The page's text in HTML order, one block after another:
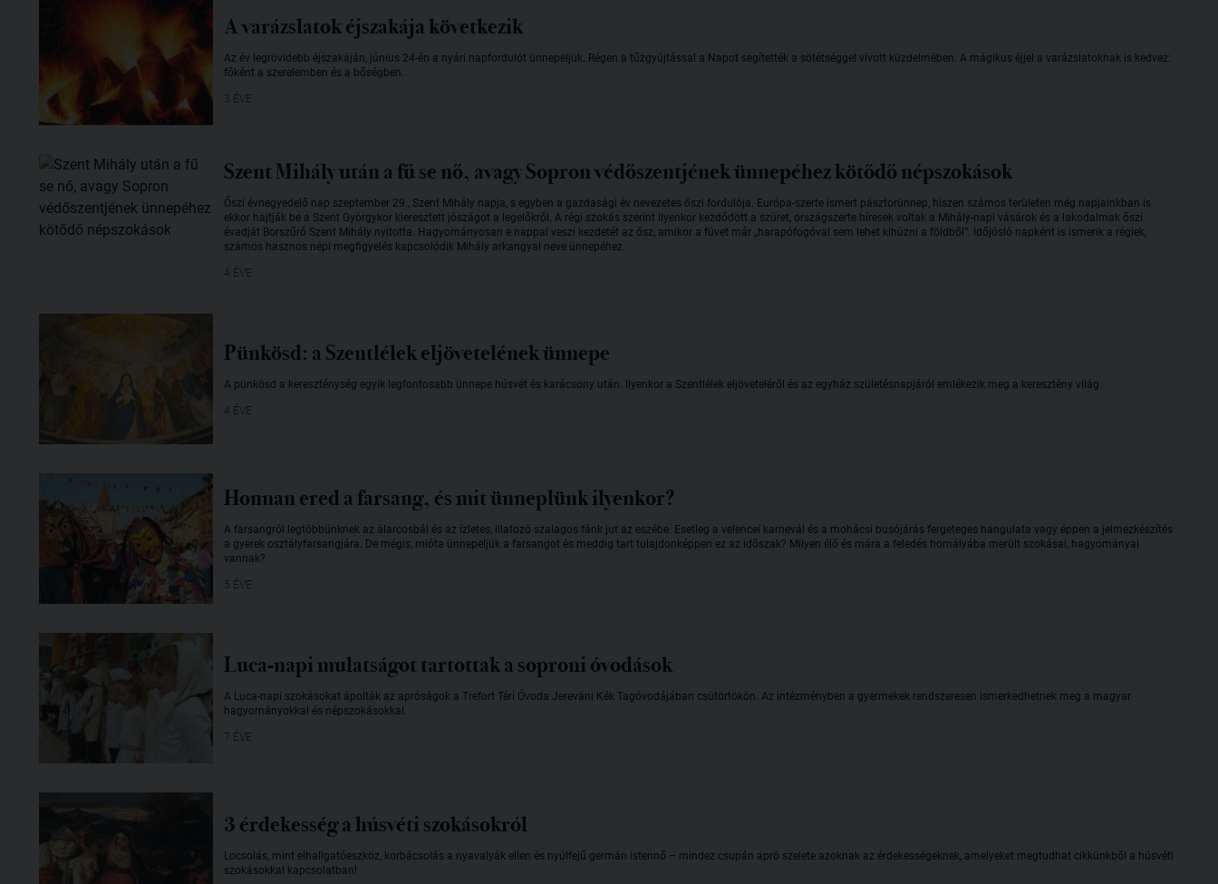
A varázslatok éjszakája következik
Az év legrövidebb éjszakáján, június 24-én a nyári napfordulót ünnepeljük. Régen a tűzgyújtással a Napot segítették a sötétséggel vívott küzdelmében. A mágikus éjjel a varázslatoknak is kedvez:
főként a szerelemben és a bőségben.
3 ÉVE
Szent Mihály után a fű se nő, avagy Sopron védőszentjének ünnepéhez kötődő népszokások
Őszi évnegyedelő nap szeptember 29., Szent Mihály napja, s egyben a gazdasági év nevezetes őszi fordulója. Európa-szerte ismert pásztorünnep, hiszen számos területen még napjainkban is
ekkor hajtják be a Szent Györgykor kieresztett jószágot a legelőkről. A régi szokás szerint ilyenkor kezdődött a szüret, országszerte híresek voltak a Mihály-napi vásárok és a lakodalmak őszi
évadját Borszűrő Szent Mihály nyitotta. Hagyományosan e nappal veszi kezdetét az ősz, amikor a füvet már „harapófogóval sem lehet kihúzni a földből”. Időjósló napként is ismerik a régiek,
számos hasznos népi megfigyelés kapcsolódik Mihály arkangyal neve ünnepéhez.
4 ÉVE
Pünkösd: a Szentlélek eljövetelének ünnepe
A pünkösd a kereszténység egyik legfontosabb ünnepe húsvét és karácsony után. Ilyenkor a Szentlélek eljöveteléről és az egyház születésnapjáról emlékezik meg a keresztény világ.
4 ÉVE
Honnan ered a farsang, és mit ünneplünk ilyenkor?
A farsangról legtöbbünknek az álarcosbál és az ízletes, illatozó szalagos fánk jut az eszébe. Esetleg a velencei karnevál és a mohácsi busójárás fergeteges hangulata vagy éppen a jelmezkészítés
a gyerek osztályfarsangjára. De mégis, mióta ünnepeljük a farsangot és meddig tart tulajdonképpen ez az időszak? Milyen élő és mára a feledés homályába merült szokásai, hagyományai
vannak?
5 ÉVE
Luca-napi mulatságot tartottak a soproni óvodások
A Luca-napi szokásokat ápolták az apróságok a Trefort Téri Óvoda Jereváni Kék Tagóvodájában csütörtökön. Az intézményben a gyermekek rendszeresen ismerkedhetnek meg a magyar
hagyományokkal és népszokásokkal.
7 ÉVE
3 érdekesség a húsvéti szokásokról
Locsolás, mint elhallgatóeszköz, korbácsolás a nyavalyák ellen és nyúlfejű germán istennő – mindez csupán apró szelete azoknak az érdekességeknek, amelyeket megtudhat cikkünkből a húsvéti
szokásokkal kapcsolatban!